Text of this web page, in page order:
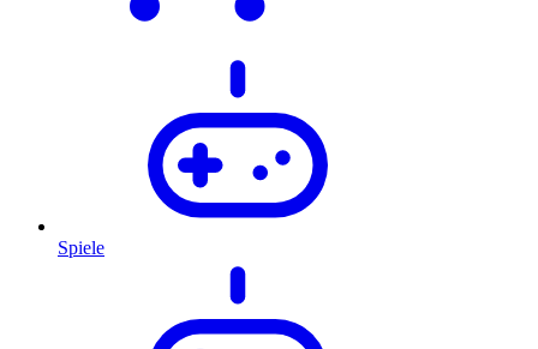
Spiele